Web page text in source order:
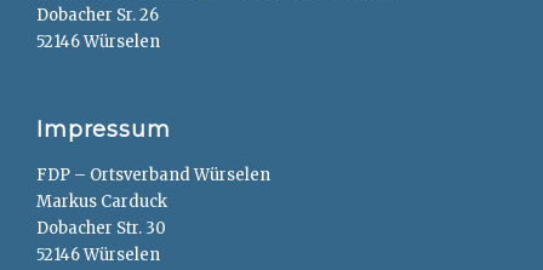
Dobacher Sr. 26
52146 Würselen
Impressum
FDP – Ortsverband Würselen
Markus Carduck
Dobacher Str. 30
52146 Würselen